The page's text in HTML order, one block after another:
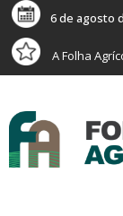
6 de agosto
A Folha